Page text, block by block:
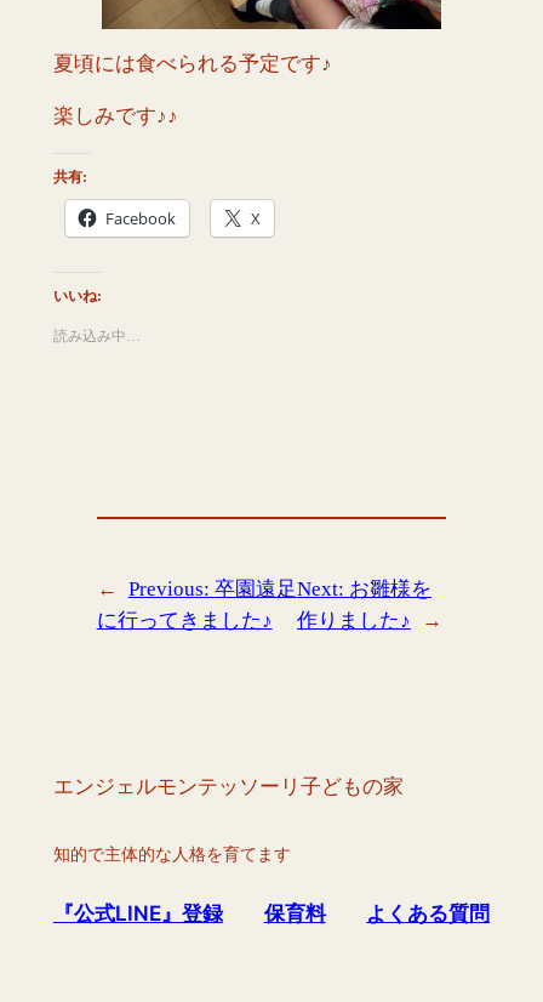
夏頃には食べられる予定です♪
楽しみです♪♪
共有:
Facebook X
いいね:
読み込み中…
← Previous: 卒園遠足
に行ってきました♪
Next: お雛様を
作りました♪
→
エンジェルモンテッソーリ子どもの家
知的で主体的な人格を育てます
『公式LINE』登録 保育料 よくある質問